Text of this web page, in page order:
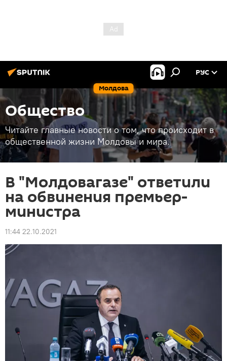
Молдова
РУС
Общество
Читайте главные новости о том, что происходит в
общественной жизни Молдовы и мира.
В "Молдовагазе" ответили
на обвинения премьер-
министра
11:44 22.10.2021